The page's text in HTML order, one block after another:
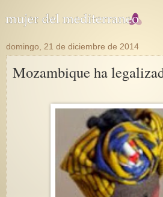
domingo, 21 de diciembre de 2014
Mozambique ha